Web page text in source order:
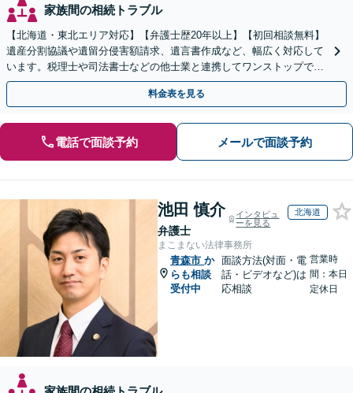
家族間の相続トラブル
【北海道・東北エリア対応】【弁護士歴20年以上】【初回相談無料】
遺産分割協議や遺留分侵害額請求、遺言書作成など、幅広く対応して
います。税理士や司法書士などの他士業と連携してワンストップでの
解決が可能です。ぜひご相談ください。
料金表を見る
電話で面談予約 メールで面談予約
池田 慎介
弁護士
インタビュ
ーを見る
北海道
まこまない法律事務所
青森市 か
らも相談
受付中
面談方法(対面・電
話・ビデオなど)は
応相談
営業時
間：本日
定休日